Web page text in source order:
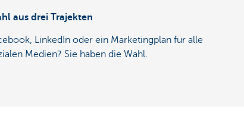
aus drei Trajekten
LinkedIn oder ein Marketingplan für alle
Medien? Sie haben die Wahl.